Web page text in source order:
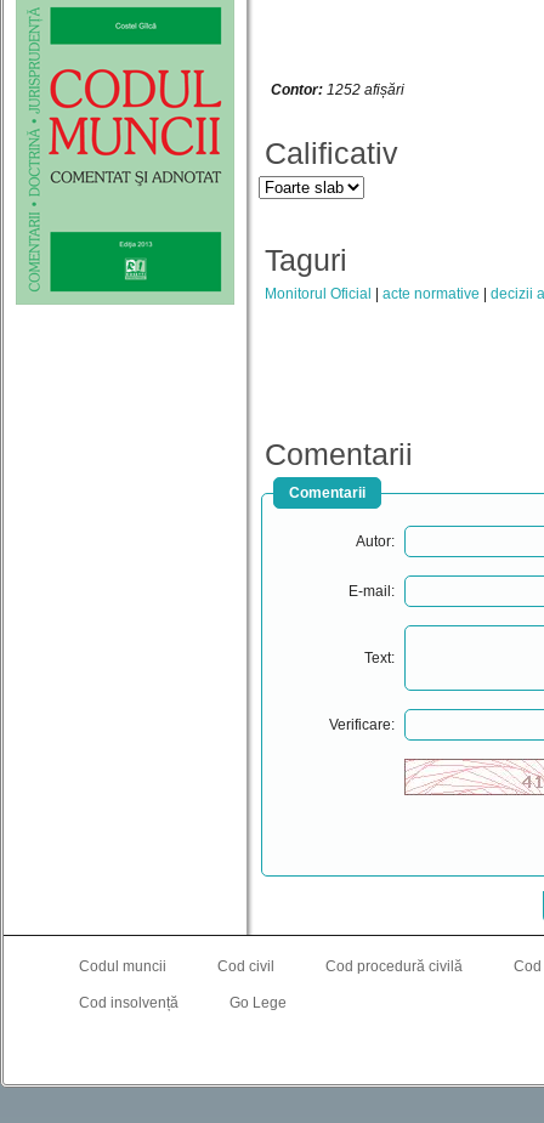
Contor: 1252 afișări
Calificativ
Taguri
Monitorul Oficial acte normative decizii
Comentarii
Comentarii
Autor:
E-mail:
Text:
Verificare:
Codul muncii Cod civil Cod procedură civilă
Cod insolvență Go Lege